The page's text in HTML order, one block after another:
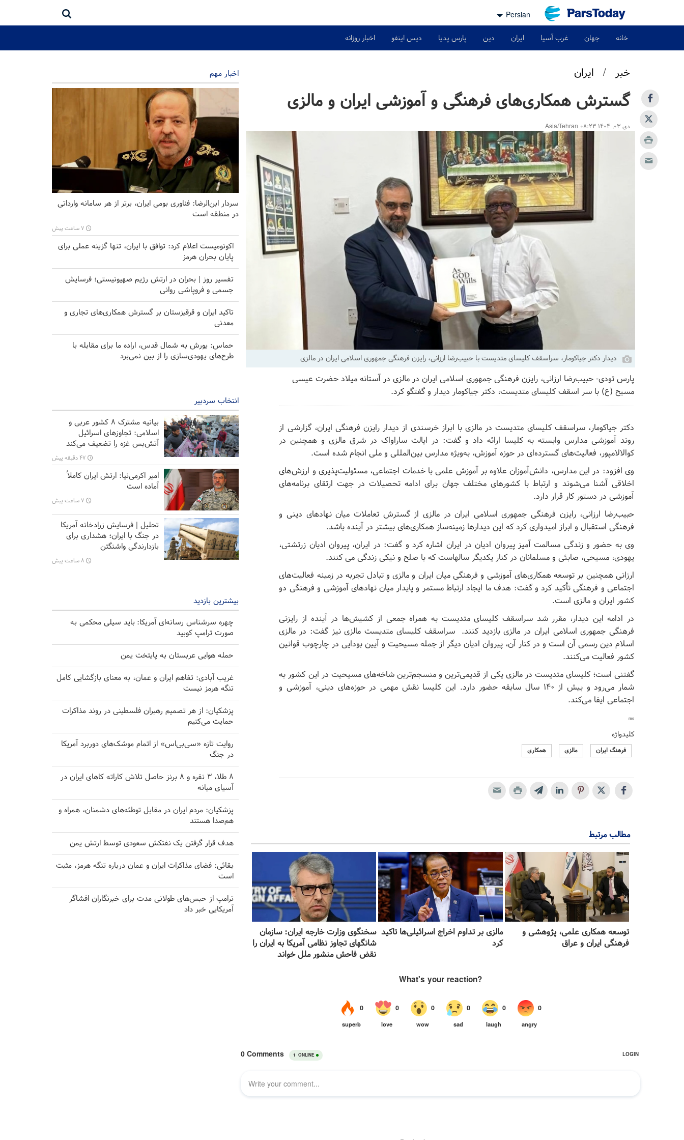
Persian
خانه جهان غرب آسیا ایران دین پارس پدیا دیس اینفو اخبار روزانه
خبر / ایران
گسترش همکاری‌های فرهنگی و آموزشی ایران و مالزی
دی ۰۳, ۱۴۰۴ ۰۸:۲۳ Asia/Tehran
دیدار دکتر جیاکومار، سراسقف کلیسای متدیست با حبیب‌رضا ارزانی، رایزن فرهنگی جمهوری اسلامی ایران در مالزی
پارس تودی- حبیب‌رضا ارزانی، رایزن فرهنگی جمهوری اسلامی ایران در مالزی در آستانه میلاد حضرت عیسی
مسیح (ع) با سر اسقف کلیسای متدیست، دکتر جیاکومار دیدار و گفتگو کرد.
دکتر جیاکومار، سراسقف کلیسای متدیست در مالزی با ابراز خرسندی از دیدار رایزن فرهنگی ایران، گزارشی از
روند آموزشی مدارس وابسته به کلیسا ارائه داد و گفت: در ایالت ساراواک در شرق مالزی و همچنین در
کوالالامپور، فعالیت‌های گسترده‌ای در حوزه آموزش، به‌ویژه مدارس بین‌المللی و ملی انجام شده است.
وی افزود: در این مدارس، دانش‌آموزان علاوه بر آموزش علمی با خدمات اجتماعی، مسئولیت‌پذیری و ارزش‌های
اخلاقی آشنا می‌شوند و ارتباط با کشورهای مختلف جهان برای ادامه تحصیلات در جهت ارتقای برنامه‌های
آموزشی در دستور کار قرار دارد.
حبیب‌رضا ارزانی، رایزن فرهنگی جمهوری اسلامی ایران در مالزی از گسترش تعاملات میان نهادهای دینی و
فرهنگی استقبال و ابراز امیدواری کرد که این دیدارها زمینه‌ساز همکاری‌های بیشتر در آینده باشد.
وی به حضور و زندگی مسالمت آمیز پیروان ادیان در ایران اشاره کرد و گفت: در ایران، پیروان ادیان زرتشتی،
یهودی، مسیحی، صابئی و مسلمانان در کنار یکدیگر سالهاست که با صلح و نیکی زندگی می کنند.
ارزانی همچنین بر توسعه همکاری‌های آموزشی و فرهنگی میان ایران و مالزی و تبادل تجربه در زمینه فعالیت‌های
اجتماعی و فرهنگی تأکید کرد و گفت: هدف ما ایجاد ارتباط مستمر و پایدار میان نهادهای آموزشی و فرهنگی دو
کشور ایران و مالزی است.
در ادامه این دیدار، مقرر شد سراسقف کلیسای متدیست به همراه جمعی از کشیش‌ها در آینده از رایزنی
فرهنگی جمهوری اسلامی ایران در مالزی بازدید کنند. سراسقف کلیسای متدیست مالزی نیز گفت: در مالزی
اسلام دین رسمی آن است و در کنار آن، پیروان ادیان دیگر از جمله مسیحیت و آیین بودایی در چارچوب قوانین
کشور فعالیت می‌کنند.
گفتنی است؛ کلیسای متدیست در مالزی یکی از قدیمی‌ترین و منسجم‌ترین شاخه‌های مسیحیت در این کشور به
شمار می‌رود و بیش از ۱۴۰ سال سابقه حضور دارد. این کلیسا نقش مهمی در حوزه‌های دینی، آموزشی و
اجتماعی ایفا می‌کند.
ms
کلیدواژه
فرهنگ ایران مالزی همکاری
مطالب مرتبط
توسعه همکاری‌ علمی، پژوهشی و
فرهنگی ایران و عراق
مالزی بر تداوم اخراج اسرائیلی‌ها تاکید
کرد
سخنگوی وزارت خارجه ایران: سازمان
شانگهای تجاوز نظامی آمریکا به ایران را
نقض فاحش منشور ملل خواند
اخبار مهم
سردار ابن‌الرضا: فناوری بومی ایران، برتر از هر سامانه وارداتی
در منطقه است
۷ ساعت پیش
اکونومیست اعلام کرد: توافق با ایران، تنها گزینه عملی برای
پایان بحران هرمز
تفسیر روز | بحران در ارتش رژیم صهیونیستی؛ فرسایش
جسمی و فروپاشی روانی
تاکید ایران و قرقیزستان بر گسترش همکاری‌های تجاری و
معدنی
حماس: یورش به شمال قدس، اراده ما برای مقابله با
طرح‌های یهودی‌سازی را از بین نمی‌برد
انتخاب سردبیر
بیانیه مشترک ۸ کشور عربی و
اسلامی: تجاوزهای اسرائیل
آتش‌بس غزه را تضعیف می‌کند
۴۷ دقیقه پیش
امیر اکرمی‌نیا: ارتش ایران کاملاً
آماده است
۷ ساعت پیش
تحلیل | فرسایش زرادخانه آمریکا
در جنگ با ایران؛ هشداری برای
بازدارندگی واشنگتن
۸ ساعت پیش
بیشترین بازدید
چهره سرشناس رسانه‌ای آمریکا: باید سیلی محکمی به
صورت ترامپ کوبید
حمله هوایی عربستان به پایتخت یمن
غریب آبادی: تفاهم ایران و عمان، به معنای بازگشایی کامل
تنگه هرمز نیست
پزشکیان: از هر تصمیم رهبران فلسطینی در روند مذاکرات
حمایت می‌کنیم
روایت تازه «سی‌بی‌اس» از اتمام موشک‌های دوربرد آمریکا
در جنگ
۸ طلا، ۳ نقره و ۸ برنز حاصل تلاش کاراته کا‌های ایران در
آسیای میانه
پزشکیان: مردم ایران در مقابل توطئه‌های دشمنان، همراه و
هم‌صدا هستند
هدف قرار گرفتن یک نفتکش سعودی توسط ارتش یمن
بقائی: فضای مذاکرات ایران و عمان درباره تنگه هرمز، مثبت
است
ترامپ از حبس‌های طولانی مدت برای خبرنگاران افشاگر
آمریکایی خبر داد